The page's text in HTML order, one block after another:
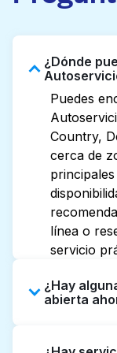
¿Dónde
Puedes
Country,
cerca de
línea o
servicio
¿Hay
abierta